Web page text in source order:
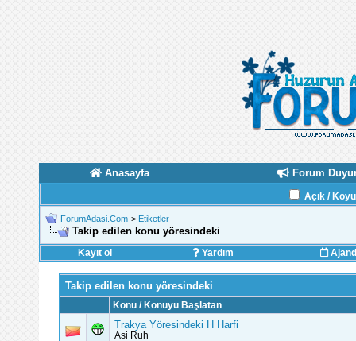
Anasayfa Forum
Açık /
ForumAdasi.Com > Etiketler
Takip edilen konu yöresindeki
Kayıt ol Yardım
Takip edilen konu yöresindeki
Konu / Konuyu Başlatan
Trakya Yöresindeki H Harfi
Asi Ruh